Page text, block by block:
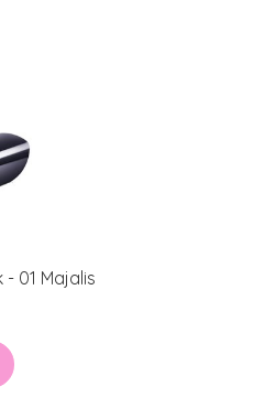
- 01 Majalis